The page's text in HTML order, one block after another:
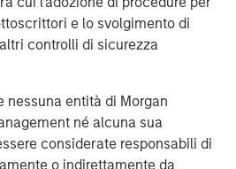
e lo svolgimento di
controlli di sicurezza
nessuna entità di Morgan
né alcuna sua
considerate responsabili di
o indirettamente da
presence and significant
MSREI currently
real estate assets
Management
Management, together with